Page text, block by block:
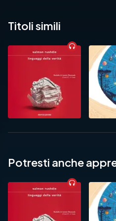
Titoli simili